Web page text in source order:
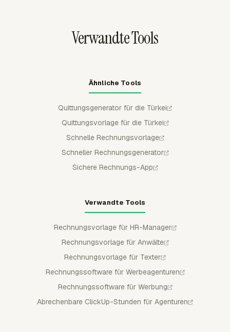
Verwandte Tools
Ähnliche Tools
Quittungsgenerator für die Türkei
Quittungsvorlage für die Türkei
Schnelle Rechnungsvorlage
Schneller Rechnungsgenerator
Sichere Rechnungs-App
Verwandte Tools
Rechnungsvorlage für HR-Manager
Rechnungsvorlage für Anwälte
Rechnungsvorlage für Texter
Rechnungssoftware für Werbeagenturen
Rechnungssoftware für Werbung
Abrechenbare ClickUp-Stunden für Agenturen